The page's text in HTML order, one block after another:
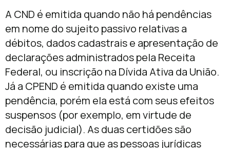
A CND é emitida quando não há pendências
em nome do sujeito passivo relativas a
débitos, dados cadastrais e apresentação de
declarações administrados pela Receita
Federal, ou inscrição na Dívida Ativa da União.
Já a CPEND é emitida quando existe uma
pendência, porém ela está com seus efeitos
suspensos (por exemplo, em virtude de
decisão judicial). As duas certidões são
necessárias para que as pessoas jurídicas